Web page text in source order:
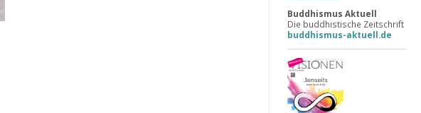
Buddhismus Aktuell
Die buddhistische Zeitschrift
buddhismus-aktuell.de